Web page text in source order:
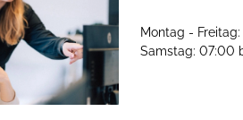
Montag -
Samstag: 07:00